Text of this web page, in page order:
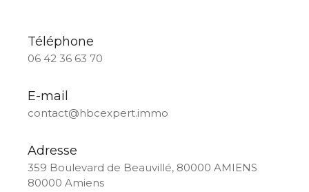
Téléphone
06 42 36 63 70
E-mail
contact@hbcexpert.immo
Adresse
359 Boulevard de Beauvillé, 80000 AMIENS
80000 Amiens